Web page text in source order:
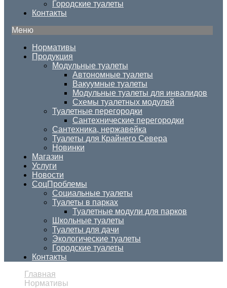
Городские туалеты
Контакты
Меню
Нормативы
Продукция
Модульные туалеты
Автономные туалеты
Вакуумные туалеты
Модульные туалеты для инвалидов
Схемы туалетных модулей
Туалетные перегородки
Сантехнические перегородки
Сантехника, нержавейка
Туалеты для Крайнего Севера
Новинки
Магазин
Услуги
Новости
СоцПроблемы
Социальные туалеты
Туалеты в парках
Туалетные модули для парков
Школьные туалеты
Туалеты для дачи
Экологические туалеты
Городские туалеты
Контакты
Главная
Нормативы